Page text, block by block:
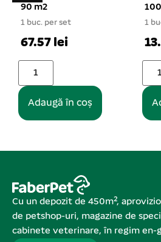
1000 gr – PREMIUM
1 buc. per set
13.69 lei
Adaugă în coș
30
1
Cu un depozit de 450m²,
de petshop-uri, magazine de
cabinete veterinare, în regim en-